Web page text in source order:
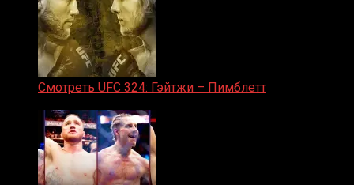
Смотреть UFC 324: Гэйтжи – Пимблетт